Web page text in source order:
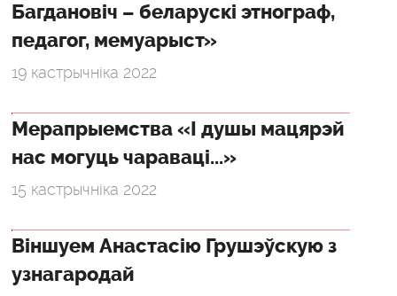
Багдановіч – беларускі этнограф,
педагог, мемуарыст»
19 кастрычніка 2022
Мерапрыемства «І душы мацярэй
нас могуць чараваці...»
15 кастрычніка 2022
Віншуем Анастасію Грушэўскую з
узнагародай